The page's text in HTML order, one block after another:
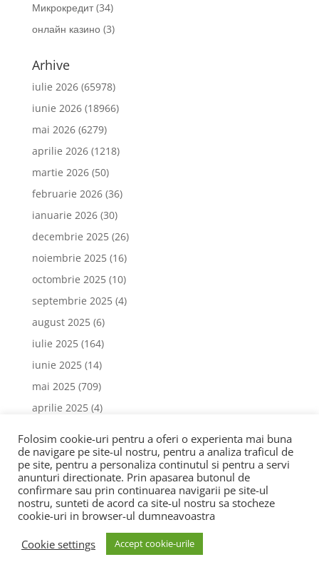
Микрокредит(34)
онлайн казино(3)
Arhive
iulie 2026(65978)
iunie 2026(18966)
mai 2026(6279)
aprilie 2026(1218)
martie 2026(50)
februarie 2026(36)
ianuarie 2026(30)
decembrie 2025(26)
noiembrie 2025(16)
octombrie 2025(10)
septembrie 2025(4)
august 2025(6)
iulie 2025(164)
iunie 2025(14)
mai 2025(709)
aprilie 2025(4)
februarie 2025(4)
Copyright www.realizare-site-web.com © 2021 All right
reserved! S.C SEVIROX SRL / CUI: 38735204
Folosim cookie-uri pentru a oferi o experienta mai buna
de navigare pe site-ul nostru, pentru a analiza traficul de
pe site, pentru a personaliza continutul si pentru a servi
anunturi directionate. Prin apasarea butonul de
confirmare sau prin continuarea navigarii pe site-ul
nostru, sunteti de acord ca site-ul nostru sa stocheze
cookie-uri in browser-ul dumneavoastra
Cookie settings
Accept cookie-urile